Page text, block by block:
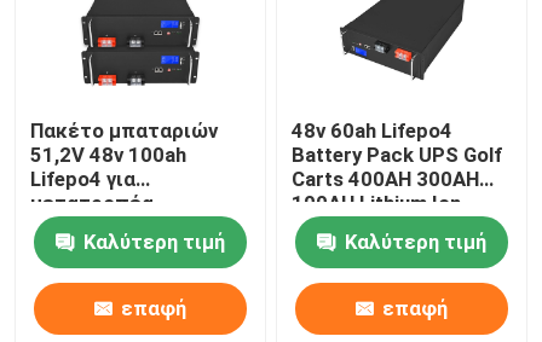
Πακέτο μπαταριών
51,2V 48v 100ah
Lifepo4 για
μετατροπέα
Καλύτερη τιμή
επαφή
48v 60ah Lifepo4
Battery Pack UPS Golf
Carts 400AH 300AH
100AH ​​Lithium Ion
Καλύτερη τιμή
επαφή